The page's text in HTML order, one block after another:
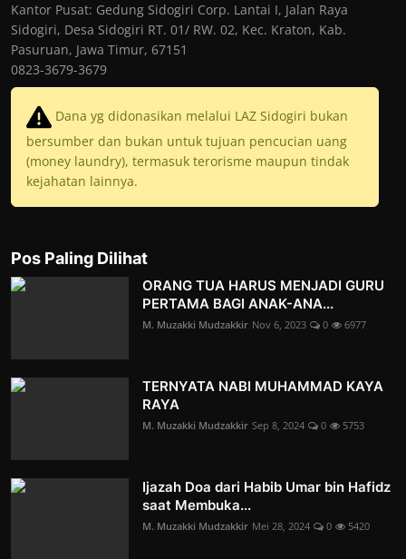
Kantor Pusat: Gedung Sidogiri Corp. Lantai I, Jalan Raya
Sidogiri, Desa Sidogiri RT. 01/ RW. 02, Kec. Kraton, Kab.
Pasuruan, Jawa Timur, 67151
0823-3679-3679
Dana yg didonasikan melalui LAZ Sidogiri bukan
bersumber dan bukan untuk tujuan pencucian uang
(money laundry), termasuk terorisme maupun tindak
kejahatan lainnya.
Pos Paling Dilihat
ORANG TUA HARUS MENJADI GURU
PERTAMA BAGI ANAK-ANA...
M. Muzakki Mudzakkir Nov 6, 2023 0 6977
TERNYATA NABI MUHAMMAD KAYA
RAYA
M. Muzakki Mudzakkir Sep 8, 2024 0 5753
Ijazah Doa dari Habib Umar bin Hafidz
saat Membuka...
M. Muzakki Mudzakkir Mei 28, 2024 0 5420